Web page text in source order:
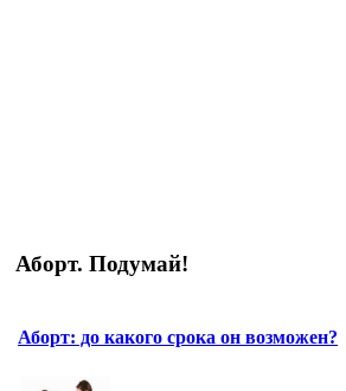
Аборт. Подумай!
Аборт: до какого срока он возможен?